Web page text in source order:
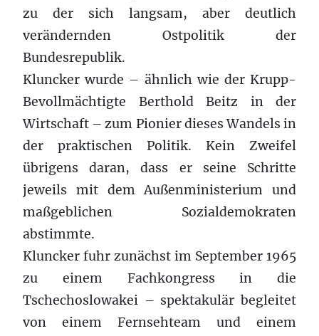
zu der sich langsam, aber deutlich
verändernden Ostpolitik der
Bundesrepublik.
Kluncker wurde – ähnlich wie der Krupp-
Bevollmächtigte Berthold Beitz in der
Wirtschaft – zum Pionier dieses Wandels in
der praktischen Politik. Kein Zweifel
übrigens daran, dass er seine Schritte
jeweils mit dem Außenministerium und
maßgeblichen Sozialdemokraten
abstimmte.
Kluncker fuhr zunächst im September 1965
zu einem Fachkongress in die
Tschechoslowakei – spektakulär begleitet
von einem Fernsehteam und einem